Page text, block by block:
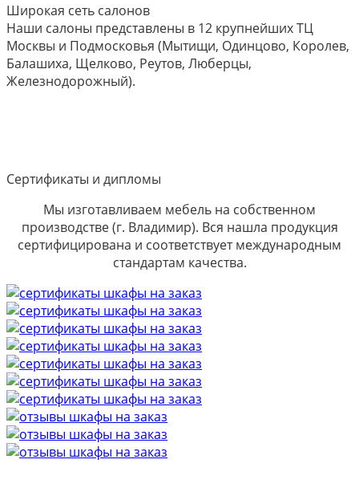
Широкая сеть салонов
Наши салоны представлены в 12 крупнейших ТЦ
Москвы и Подмосковья (Мытищи, Одинцово, Королев,
Балашиха, Щелково, Реутов, Люберцы,
Железнодорожный).
Сертификаты и дипломы
Мы изготавливаем мебель на собственном
производстве (г. Владимир). Вся нашла продукция
сертифицирована и соответствует международным
стандартам качества.